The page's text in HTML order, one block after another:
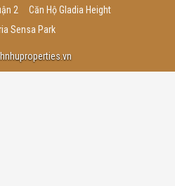
2
Căn Hộ Gladia Height
Sensa Park